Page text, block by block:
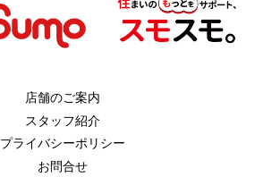
店舗のご案内
スタッフ紹介
プライバシーポリシー
お問合せ